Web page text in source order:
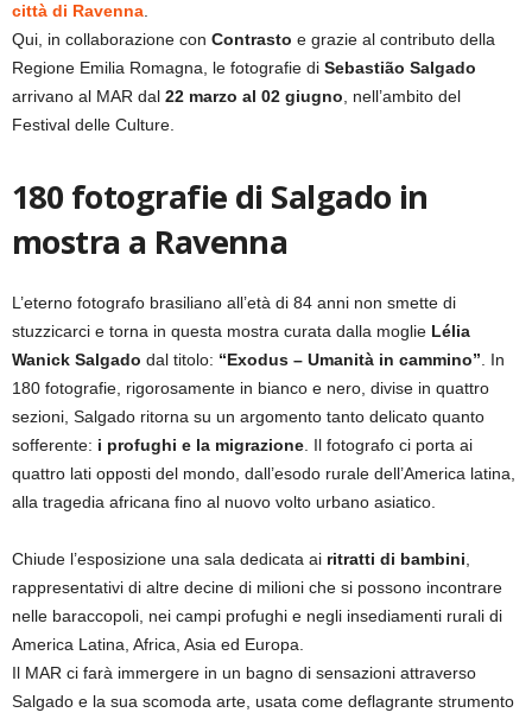
città di Ravenna.
Qui, in collaborazione con Contrasto e grazie al contributo della
Regione Emilia Romagna, le fotografie di Sebastião Salgado
arrivano al MAR dal 22 marzo al 02 giugno, nell’ambito del
Festival delle Culture.
180 fotografie di Salgado in
mostra a Ravenna
L’eterno fotografo brasiliano all’età di 84 anni non smette di
stuzzicarci e torna in questa mostra curata dalla moglie Lélia
Wanick Salgado dal titolo: “Exodus – Umanità in cammino”. In
180 fotografie, rigorosamente in bianco e nero, divise in quattro
sezioni, Salgado ritorna su un argomento tanto delicato quanto
sofferente: i profughi e la migrazione. Il fotografo ci porta ai
quattro lati opposti del mondo, dall’esodo rurale dell’America latina,
alla tragedia africana fino al nuovo volto urbano asiatico.
Chiude l’esposizione una sala dedicata ai ritratti di bambini,
rappresentativi di altre decine di milioni che si possono incontrare
nelle baraccopoli, nei campi profughi e negli insediamenti rurali di
America Latina, Africa, Asia ed Europa.
Il MAR ci farà immergere in un bagno di sensazioni attraverso
Salgado e la sua scomoda arte, usata come deflagrante strumento